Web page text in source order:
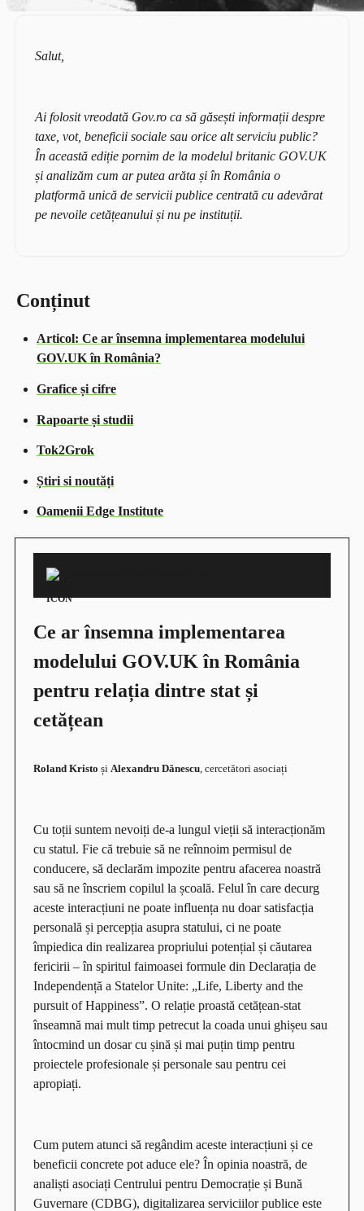
Salut,
Ai folosit vreodată Gov.ro ca să găsești informații despre
taxe, vot, beneficii sociale sau orice alt serviciu public?
În această ediție pornim de la modelul britanic GOV.UK
și analizăm cum ar putea arăta și în România o
platformă unică de servicii publice centrată cu adevărat
pe nevoile cetățeanului și nu pe instituții.
Conținut
Articol: Ce ar însemna implementarea modelului
GOV.UK în România?
Grafice și cifre
Rapoarte și studii
Tok2Grok
Știri si noutăți
Oamenii Edge Institute
Ce ar însemna implementarea
modelului GOV.UK în România
pentru relația dintre stat și
cetățean
Roland Kristo și Alexandru Dănescu, cercetători asociați
Cu toții suntem nevoiți de-a lungul vieții să interacționăm
cu statul. Fie că trebuie să ne reînnoim permisul de
conducere, să declarăm impozite pentru afacerea noastră
sau să ne înscriem copilul la școală. Felul în care decurg
aceste interacțiuni ne poate influența nu doar satisfacția
personală și percepția asupra statului, ci ne poate
împiedica din realizarea propriului potențial și căutarea
fericirii – în spiritul faimoasei formule din Declarația de
Independență a Statelor Unite: „Life, Liberty and the
pursuit of Happiness”. O relație proastă cetățean-stat
înseamnă mai mult timp petrecut la coada unui ghișeu sau
întocmind un dosar cu șină și mai puțin timp pentru
proiectele profesionale și personale sau pentru cei
apropiați.
Cum putem atunci să regândim aceste interacțiuni și ce
beneficii concrete pot aduce ele? În opinia noastră, de
analiști asociați Centrului pentru Democrație și Bună
Guvernare (CDBG), digitalizarea serviciilor publice este